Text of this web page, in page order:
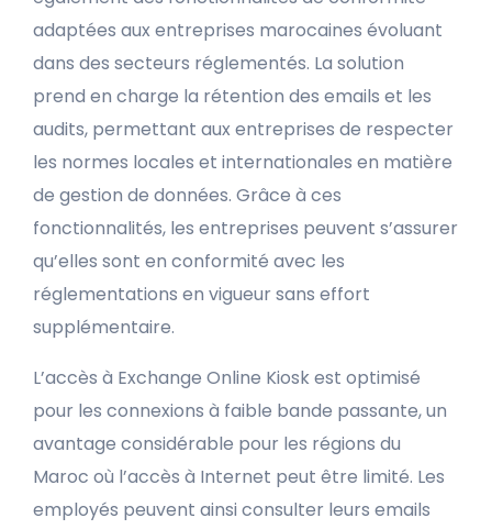
adaptées aux entreprises marocaines évoluant
dans des secteurs réglementés. La solution
prend en charge la rétention des emails et les
audits, permettant aux entreprises de respecter
les normes locales et internationales en matière
de gestion de données. Grâce à ces
fonctionnalités, les entreprises peuvent s’assurer
qu’elles sont en conformité avec les
réglementations en vigueur sans effort
supplémentaire.
L’accès à Exchange Online Kiosk est optimisé
pour les connexions à faible bande passante, un
avantage considérable pour les régions du
Maroc où l’accès à Internet peut être limité. Les
employés peuvent ainsi consulter leurs emails